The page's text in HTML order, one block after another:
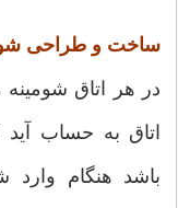
ساخت و طراحی
در هر اتاق
اتاق به حساب آید
باشد هنگام وارد